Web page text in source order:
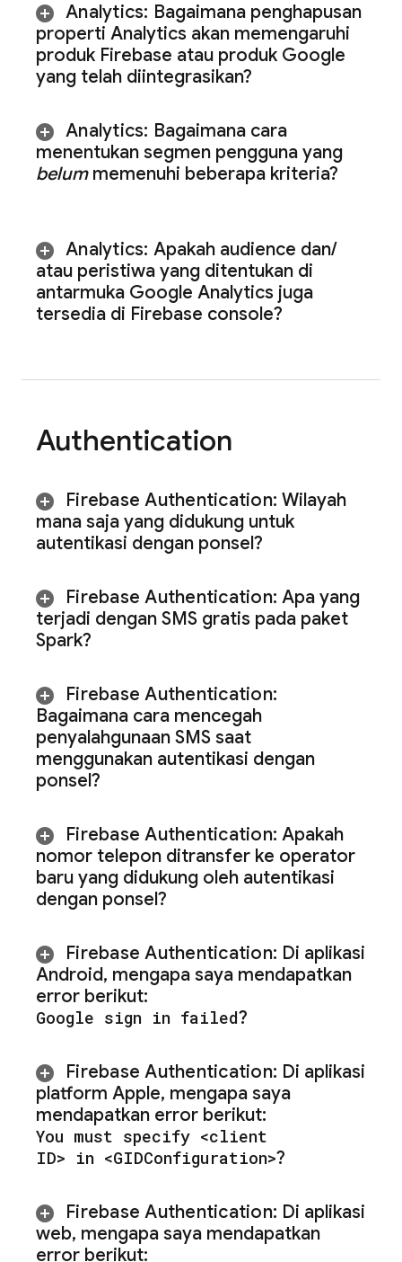
Analytics: Bagaimana penghapusan
properti Analytics akan memengaruhi
produk Firebase atau produk Google
yang telah diintegrasikan?
Analytics: Bagaimana cara
menentukan segmen pengguna yang
belummemenuhi beberapa kriteria?
Analytics: Apakah audience dan/
atau peristiwa yang ditentukan di
antarmuka Google Analytics juga
tersedia di Firebase console?
Authentication
Firebase Authentication: Wilayah
mana saja yang didukung untuk
autentikasi dengan ponsel?
Firebase Authentication: Apa yang
terjadi dengan SMS gratis pada paket
Spark?
Firebase Authentication:
Bagaimana cara mencegah
penyalahgunaan SMS saat
menggunakan autentikasi dengan
ponsel?
Firebase Authentication: Apakah
nomor telepon ditransfer ke operator
baru yang didukung oleh autentikasi
dengan ponsel?
Firebase Authentication: Di aplikasi
Android, mengapa saya mendapatkan
error berikut:
Google sign in failed?
Firebase Authentication: Di aplikasi
platform Apple, mengapa saya
mendapatkan error berikut:
You must specify <client
ID> in <GIDConfiguration>?
Firebase Authentication: Di aplikasi
web, mengapa saya mendapatkan
error berikut: